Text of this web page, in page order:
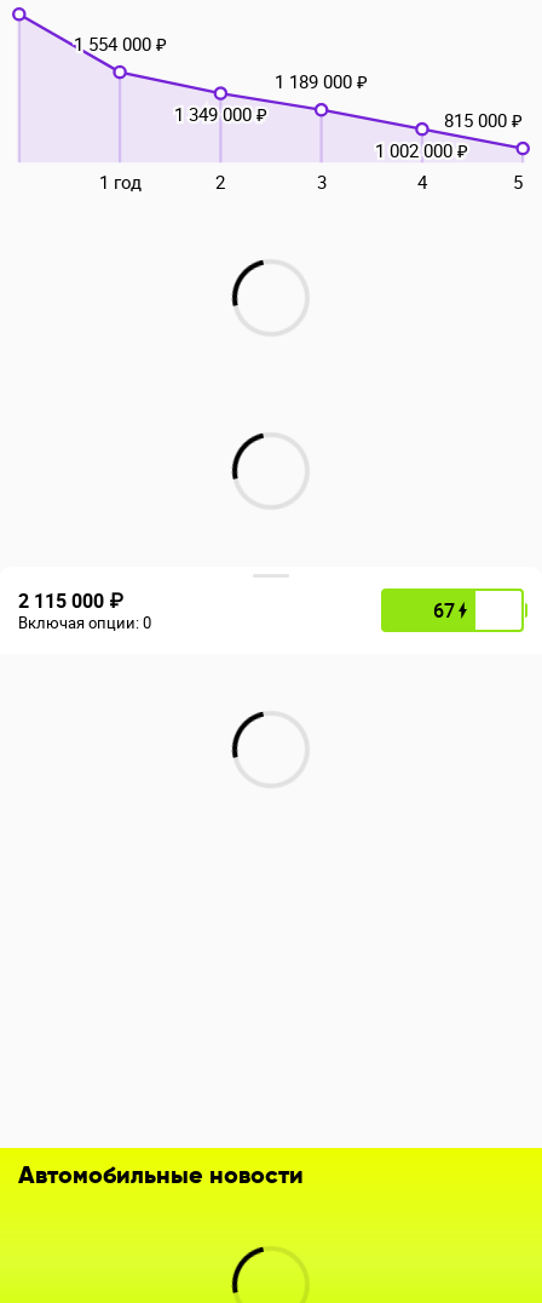
1 год 2 3 4 5
1 554 000 ₽
1 349 000 ₽
1 189 000 ₽
1 002 000 ₽
815 000 ₽
2 115 000 ₽
Включая опции:0 67
Автомобильные новости